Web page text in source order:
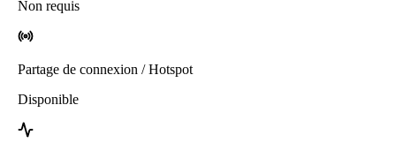
Non requis
Partage de connexion / Hotspot
Disponible